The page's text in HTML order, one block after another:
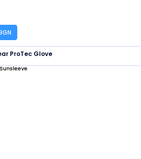
ProTec Glove